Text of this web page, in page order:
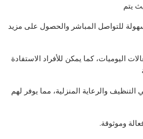
يتم
للتواصل المباشر والحصول على مزيد
اليوميات، كما يمكن للأفراد الاستفادة
التنظيف والرعاية المنزلية، مما يوفر لهم
وموثوقة.